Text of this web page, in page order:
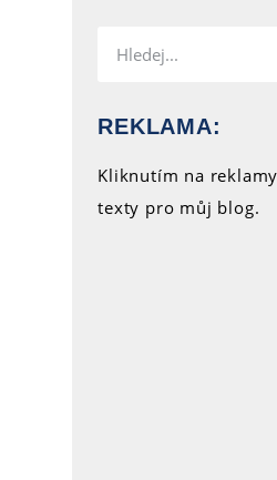
REKLAMA:
Kliknutím na
texty pro můj blog.